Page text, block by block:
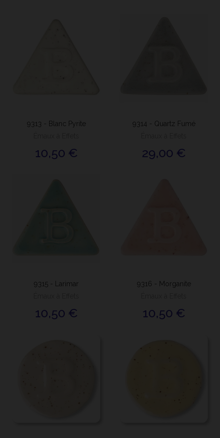
9313 - Blanc Pyrite
10,50 €
9314 - Quartz Fumé
29,00 €
9315 - Larimar
10,50 €
9316 - Morganite
10,50 €